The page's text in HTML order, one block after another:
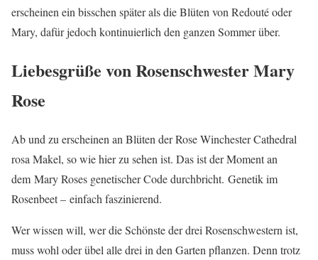
erscheinen ein bisschen später als die Blüten von Redouté oder
Mary, dafür jedoch kontinuierlich den ganzen Sommer über.
Liebesgrüße von Rosenschwester Mary
Rose
Ab und zu erscheinen an Blüten der Rose Winchester Cathedral
rosa Makel, so wie hier zu sehen ist. Das ist der Moment an
dem Mary Roses genetischer Code durchbricht. Genetik im
Rosenbeet – einfach faszinierend.
Wer wissen will, wer die Schönste der drei Rosenschwestern ist,
muss wohl oder übel alle drei in den Garten pflanzen. Denn trotz